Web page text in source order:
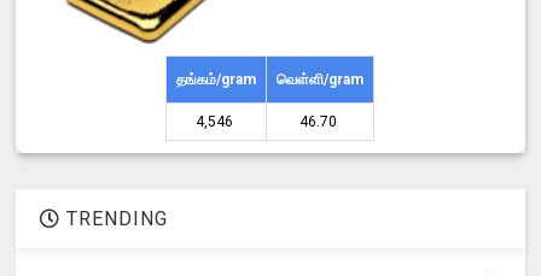
தங்கம்/gram வெள்ளி/gram
4,546 ₹ 46.70 ₹
TRENDING